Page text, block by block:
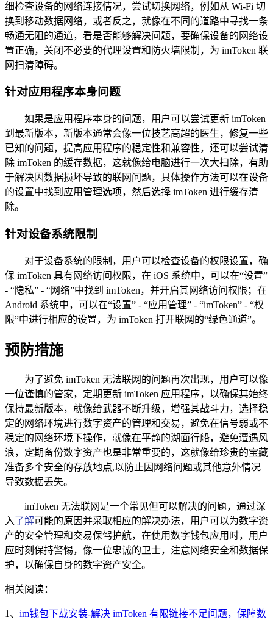
细检查设备的网络连接情况，尝试切换网络，例如从 Wi-Fi 切
换到移动数据网络，或者反之，就像在不同的道路中寻找一条
畅通无阻的通道，看是否能够解决问题，要确保设备的网络设
置正确，关闭不必要的代理设置和防火墙限制，为 imToken 联
网扫清障碍。
针对应用程序本身问题
如果是应用程序本身的问题，用户可以尝试更新 imToken
到最新版本，新版本通常会像一位技艺高超的医生，修复一些
已知的问题，提高应用程序的稳定性和兼容性，还可以尝试清
除 imToken 的缓存数据，这就像给电脑进行一次大扫除，有助
于解决因数据损坏导致的联网问题，具体操作方法可以在设备
的设置中找到应用管理选项，然后选择 imToken 进行缓存清
除。
针对设备系统限制
对于设备系统的限制，用户可以检查设备的权限设置，确
保 imToken 具有网络访问权限，在 iOS 系统中，可以在“设置”
- “隐私” - “网络”中找到 imToken，并开启其网络访问权限；在
Android 系统中，可以在“设置” - “应用管理” - “imToken” - “权
限”中进行相应的设置，为 imToken 打开联网的“绿色通道”。
预防措施
为了避免 imToken 无法联网的问题再次出现，用户可以像
一位谨慎的管家，定期更新 imToken 应用程序，以确保其始终
保持最新版本，就像给武器不断升级，增强其战斗力，选择稳
定的网络环境进行数字资产的管理和交易，避免在信号弱或不
稳定的网络环境下操作，就像在平静的湖面行船，避免遭遇风
浪，定期备份数字资产也是非常重要的，这就像给珍贵的宝藏
准备多个安全的存放地点,以防止因网络问题或其他意外情况
导致数据丢失。
imToken 无法联网是一个常见但可以解决的问题，通过深
入了解可能的原因并采取相应的解决办法，用户可以为数字资
产的安全管理和交易保驾护航，在使用数字钱包应用时，用户
应时刻保持警惕，像一位忠诚的卫士，注意网络安全和数据保
护，以确保自身的数字资产安全。
相关阅读：
1、 im钱包下载安装-解决 imToken 有限链接不足问题，保障数